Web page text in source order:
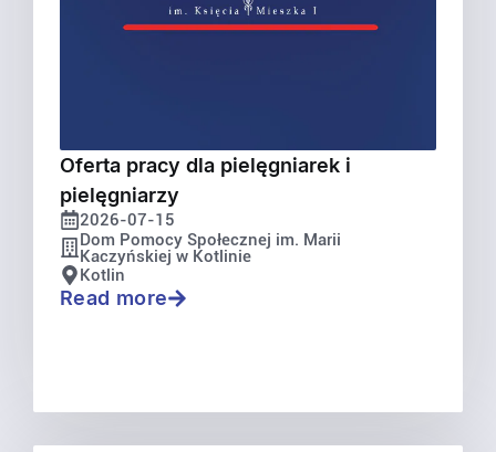
Oferta pracy dla pielęgniarek i
pielęgniarzy
2026-07-15
Dom Pomocy Społecznej im. Marii
Kaczyńskiej w Kotlinie
Kotlin
Read more